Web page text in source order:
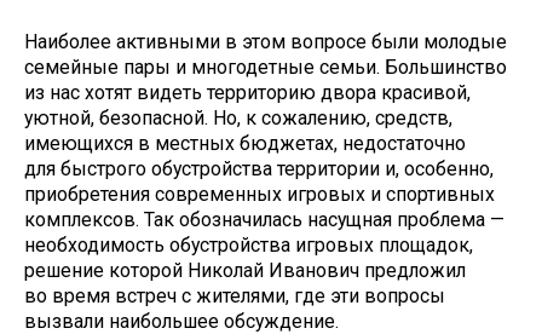
Наиболее активными в этом вопросе были молодые
семейные пары и многодетные семьи. Большинство
из нас хотят видеть территорию двора красивой,
уютной, безопасной. Но, к сожалению, средств,
имеющихся в местных бюджетах, недостаточно
для быстрого обустройства территории и, особенно,
приобретения современных игровых и спортивных
комплексов. Так обозначилась насущная проблема —
необходимость обустройства игровых площадок,
решение которой Николай Иванович предложил
во время встреч с жителями, где эти вопросы
вызвали наибольшее обсуждение.